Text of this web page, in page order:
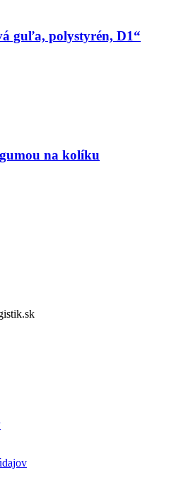
guľa, polystyrén, D1“
na kolíku